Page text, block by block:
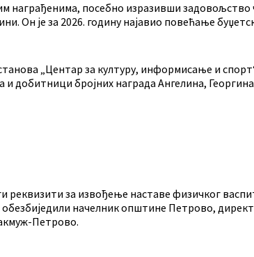
посебно изразивши задовољство
Он је за 2026. годину најавио повећање
„Центар за културу, информисање и
добитници бројних награда Ангелина,
за извођење наставе физичког
начелник општине Петрово,
Петрово.